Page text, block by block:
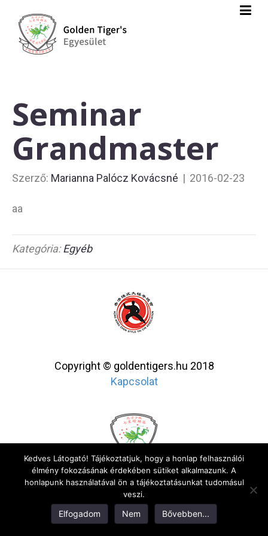
Seminar
Grandmaster
Szerző: Marianna Palócz Kovácsné | 2016-02-23
aa
Kategória:Egyéb
Copyright © goldentigers.hu 2018
Kapcsolat
Kedves Látogató! Tájékoztatjuk, hogy a honlap felhasználói
élmény fokozásának érdekében sütiket alkalmazunk. A
honlapunk használatával ön a tájékoztatásunkat tudomásul
veszi.
Elfogadom Nem Bővebben...